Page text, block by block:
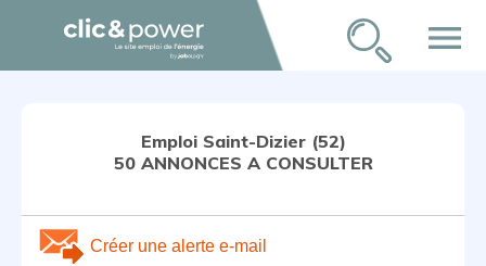
menu
Emploi Saint-Dizier (52)
50 ANNONCES A CONSULTER
Créer une alerte e-mail